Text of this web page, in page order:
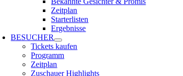
Zeitplan
Starterlisten
Ergebnisse
BESUCHER
Tickets kaufen
Programm
Zeitplan
Zuschauer Highlights